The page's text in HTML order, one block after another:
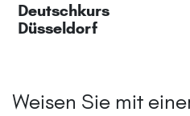
Deutschkurs
Düsseldorf
Weisen Sie mit